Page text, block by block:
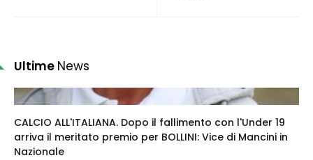
Ultime News
CALCIO ALL'ITALIANA. Dopo il fallimento con l'Under 19
arriva il meritato premio per BOLLINI: Vice di Mancini in
Nazionale